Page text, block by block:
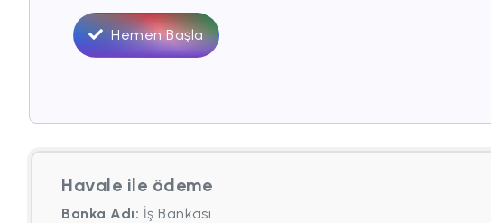
Hemen Başla
Havale ile ödeme
Banka Adı: İş Bankası